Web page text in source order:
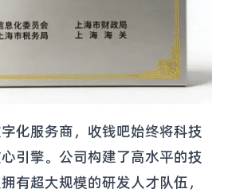
化服务商，收钱吧始终将科技
引擎。公司构建了高水平的技
有超大规模的研发人才队伍，